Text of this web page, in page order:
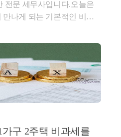
전문 세무사입니다.​오늘은
나게 되는 기본적인 비과
다.​이 간단한 조문 하나만
년뒤에 신규주택 취득 + 신규
내 양도(1) 2018.9.13 이전 취
도(2) 2018.9.14 ~ 2019.12.16
양도(3) 2019.12.17 이후 취
이내 종전주택 양도(다만,
이 1년 이상 남아 있다면 해
구 2주택 비과세를